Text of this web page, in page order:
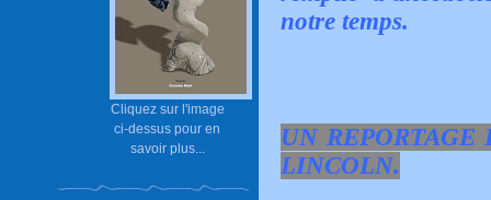
Cliquez sur l'image
ci-dessus pour en
savoir plus...
notre temps.
UN
LINCOLN.